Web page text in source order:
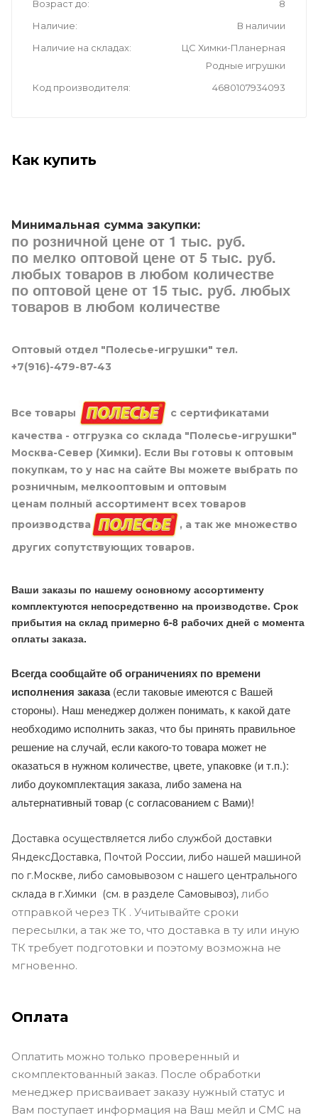
Возраст до
8
Наличие
В наличии
Наличие на складах
ЦС Химки-Планерная
Родные игрушки
Код производителя
4680107934093
Как купить
Минимальная сумма закупки:
по розничной цене от 1 тыс. руб.
по мелко оптовой цене от 5 тыс. руб.
любых товаров в любом количестве
по оптовой цене от 15 тыс. руб. любых
товаров в любом количестве
Оптовый отдел "Полесье-игрушки" тел.
+7(916)-479-87-43
Все товары
с сертификатами
качества - отгрузка со склада "Полесье-игрушки"
Москва-Север (Химки). Если Вы готовы к оптовым
покупкам, то у нас на сайте Вы можете выбрать по
розничным, мелкооптовым и оптовым
ценам полный ассортимент всех товаров
производства
, а так же множество
других сопутствующих товаров.
Ваши заказы по нашему основному ассортименту
комплектуются непосредственно на производстве. Срок
прибытия на склад примерно 6-8 рабочих дней с момента
оплаты заказа.
Всегда сообщайте об ограничениях по времени
исполнения заказа(если таковые имеются с Вашей
стороны). Наш менеджер должен понимать, к какой дате
необходимо исполнить заказ, что бы принять правильное
решение на случай, если какого-то товара может не
оказаться в нужном количестве, цвете, упаковке (и т.п.):
либо доукомплектация заказа, либо замена на
альтернативный товар (с согласованием с Вами)!
Доставка осуществляется либо службой доставки
ЯндексДоставка, Почтой России, либо нашей машиной
по г.Москве, либо самовывозом с нашего центрального
склада в г.Химки (см. в разделе Самовывоз), либо
отправкой через ТК . Учитывайте сроки
пересылки, а так же то, что доставка в ту или иную
ТК требует подготовки и поэтому возможна не
мгновенно.
Оплата
Оплатить можно только проверенный и
скомплектованный заказ. После обработки
менеджер присваивает заказу нужный статус и
Вам поступает информация на Ваш мейл и СМС на